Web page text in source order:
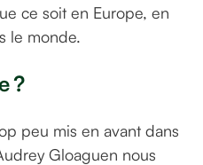
ce soit en Europe, en
le monde.
?
peu mis en avant dans
Gloaguen nous